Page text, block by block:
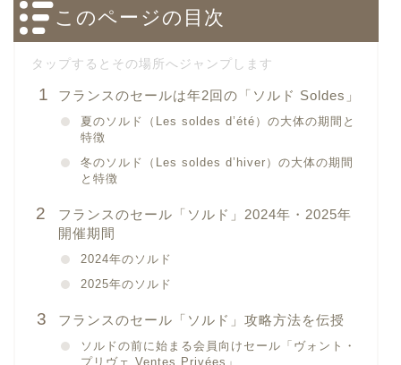
このページの目次
フランスのセールは年2回の「ソルド Soldes」
夏のソルド（Les soldes d’été）の大体の期間と
特徴
冬のソルド（Les soldes d’hiver）の大体の期間
と特徴
フランスのセール「ソルド」2024年・2025年
開催期間
2024年のソルド
2025年のソルド
フランスのセール「ソルド」攻略方法を伝授
ソルドの前に始まる会員向けセール「ヴォント・
プリヴェ Ventes Privées」